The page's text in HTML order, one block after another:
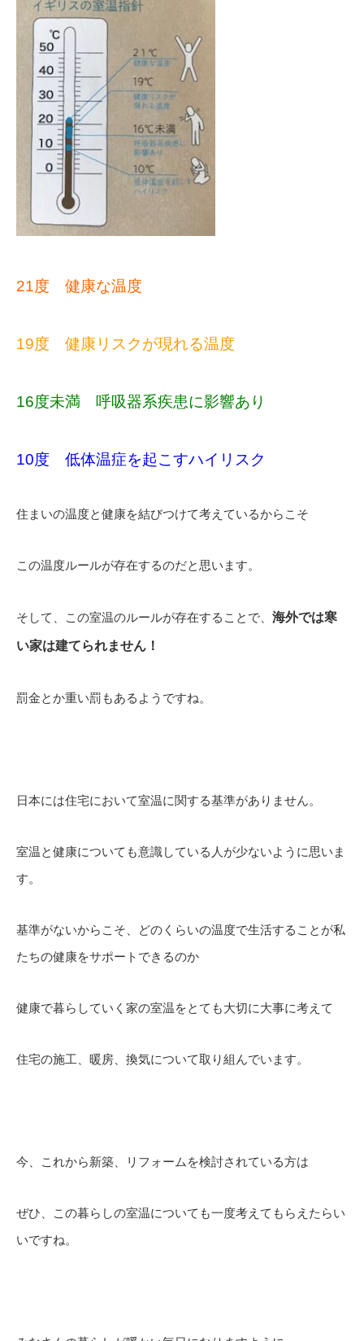
21度 健康な温度
19度 健康リスクが現れる温度
16度未満 呼吸器系疾患に影響あり
10度 低体温症を起こすハイリスク
住まいの温度と健康を結びつけて考えているからこそ
この温度ルールが存在するのだと思います。
そして、この室温のルールが存在することで、 海外では寒
い家は建てられません！
罰金とか重い罰もあるようですね。
日本には住宅において室温に関する基準がありません。
室温と健康についても意識している人が少ないように思いま
す。
基準がないからこそ、どのくらいの温度で生活することが私
たちの健康をサポートできるのか
健康で暮らしていく家の室温をとても大切に大事に考えて
住宅の施工、暖房、換気について取り組んでいます。
今、これから新築、リフォームを検討されている方は
ぜひ、この暮らしの室温についても一度考えてもらえたらい
いですね。